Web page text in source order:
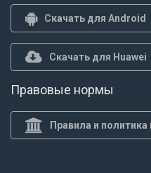
Скачать для Android
Скачать для Huawei
Правовые нормы